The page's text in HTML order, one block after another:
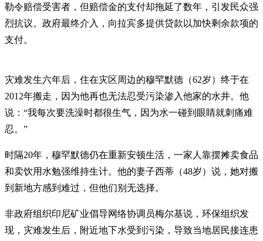
勒令赔偿受害者，但赔偿金的支付却拖延了数年，引发民众强
烈抗议。政府最终介入，向拉宾多提供贷款以加快剩余款项的
支付。
灾难发生六年后，住在灾区周边的穆罕默德（62岁）终于在
2012年搬走，因为他再也无法忍受污染渗入他家的水井。他
说：“我每次要洗澡时都很生气，因为水一碰到眼睛就刺痛难
忍。”
时隔20年，穆罕默德仍在重新安顿生活，一家人靠摆摊卖食品
和卖饮用水勉强维持生计。他的妻子西蒂（48岁）说，她对搬
到新地方感到难过，但他们别无选择。
非政府组织印尼矿业倡导网络协调员梅尔基说，环保组织发
现，灾难发生后，附近地下水受到污染，导致当地居民接连患